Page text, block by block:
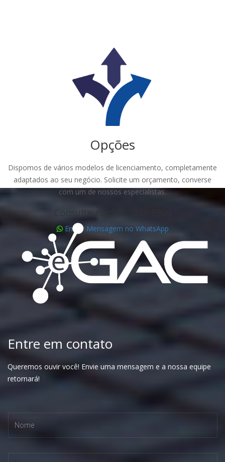
Opções
Dispomos de vários modelos de licenciamento, completamente
adaptados ao seu negócio. Solicite um orçamento, converse
com um de nossos especialistas.
Consulte-nos! 65 3051-5900
Enviar Mensagem no WhatsApp
Entre em contato
Queremos ouvir você! Envie uma mensagem e a nossa equipe
retornará!